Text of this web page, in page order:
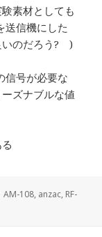
素材としても
信機にした
いのだろう? )
信号が必要な
ズナブルな値
タ
AM-108, anzac, RF-